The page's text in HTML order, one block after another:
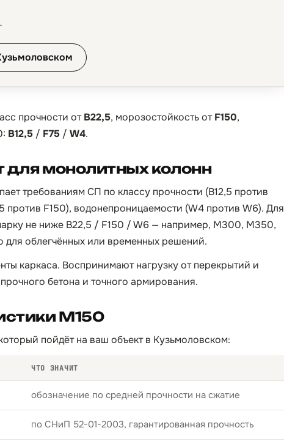
прочности отB22,5, морозостойкость отF150,
B12,5 / F75 / W4.
монолитных колонн
требованиям СП по классу прочности (B12,5 против
против F150), водонепроницаемости (W4 против W6). Для
не ниже B22,5 / F150 / W6 — например, М300, M350,
облегчённых или временных решений.
каркаса. Воспринимают нагрузку от перекрытий и
бетона и точного армирования.
М150
пойдёт на ваш объект в Кузьмоловском:
ЧТО ЗНАЧИТ
обозначение по средней прочности на сжатие
по СНиП 52-01-2003, гарантированная прочность